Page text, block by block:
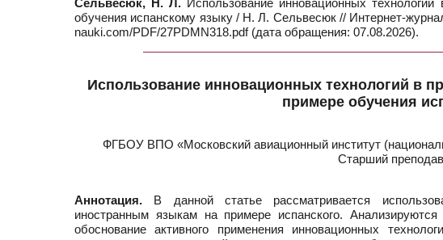
Сельвесюк, Н. Л. Использование инновационных
обучения испанскому языку / Н. Л. Сельвесюк // Интернет-
nauki.com/PDF/27PDMN318.pdf (дата обращения: 07.08.2026).
Использование инновационных технологий в
примере обучения
ФГБОУ ВПО «Московский авиационный институт
Старший
Аннотация. В данной статье рассматривается
иностранным языкам на примере испанского.
обоснование активного применения инновационных